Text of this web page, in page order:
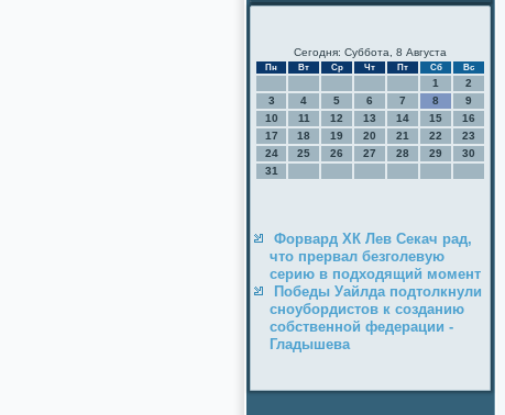
Сегодня: Суббота, 8 Августа
Пн Вт Ср Чт Пт Сб Вс
1
2
3
4 5 6 7 8
9
10
11 12 13 14 15
16
17
18 19 20 21 22
23
24
25 26 27 28 29
30
31
Форвард ХК Лев Секач рад,
что прервал безголевую
серию в подходящий момент
Победы Уайлда подтолкнули
сноубордистов к созданию
собственной федерации -
Гладышева